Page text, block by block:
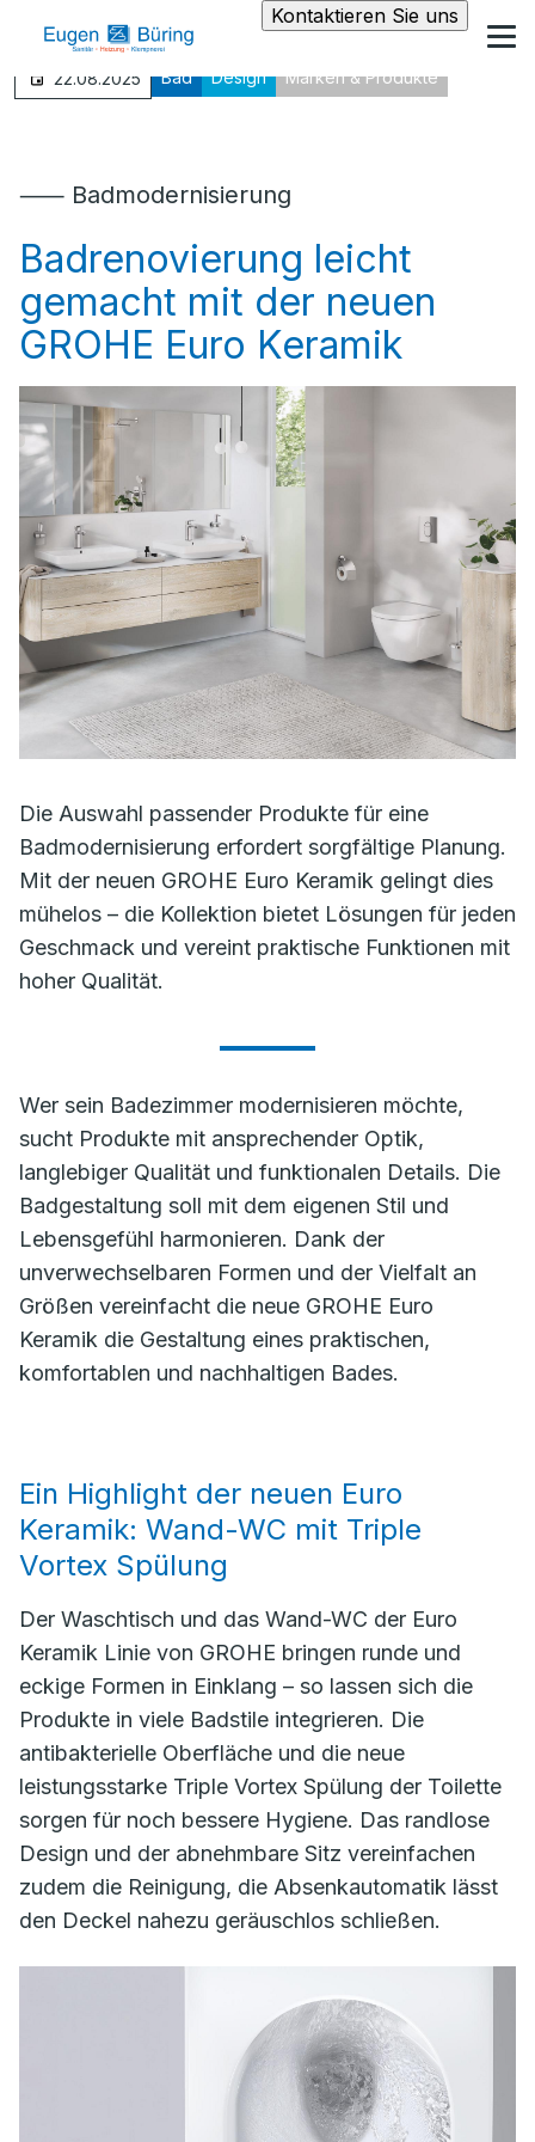
Kontaktieren Sie uns
22.08.2025 Bad Design Marken & Produkte
⸺ Badmodernisierung
Badrenovierung leicht
gemacht mit der neuen
GROHE Euro Keramik
Die Auswahl passender Produkte für eine
Badmodernisierung erfordert sorgfältige Planung.
Mit der neuen GROHE Euro Keramik gelingt dies
mühelos – die Kollektion bietet Lösungen für jeden
Geschmack und vereint praktische Funktionen mit
hoher Qualität.
Wer sein Badezimmer modernisieren möchte,
sucht Produkte mit ansprechender Optik,
langlebiger Qualität und funktionalen Details. Die
Badgestaltung soll mit dem eigenen Stil und
Lebensgefühl harmonieren. Dank der
unverwechselbaren Formen und der Vielfalt an
Größen vereinfacht die neue GROHE Euro
Keramik die Gestaltung eines praktischen,
komfortablen und nachhaltigen Bades.
Ein Highlight der neuen Euro
Keramik: Wand-WC mit Triple
Vortex Spülung
Der Waschtisch und das Wand-WC der Euro
Keramik Linie von GROHE bringen runde und
eckige Formen in Einklang – so lassen sich die
Produkte in viele Badstile integrieren. Die
antibakterielle Oberfläche und die neue
leistungsstarke Triple Vortex Spülung der Toilette
sorgen für noch bessere Hygiene. Das randlose
Design und der abnehmbare Sitz vereinfachen
zudem die Reinigung, die Absenkautomatik lässt
den Deckel nahezu geräuschlos schließen.